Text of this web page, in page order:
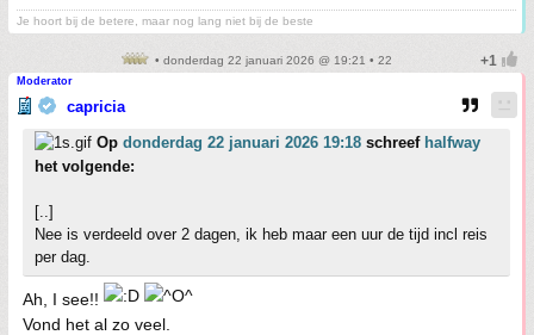
Je hoort bij de betere, maar nog lang niet bij de beste
• donderdag 22 januari 2026 @ 19:21 • 22
Moderator
capricia
Op donderdag 22 januari 2026 19:18 schreef halfway
het volgende:
[..]
Nee is verdeeld over 2 dagen, ik heb maar een uur de tijd incl reis
per dag.
Ah, I see!!
Vond het al zo veel.